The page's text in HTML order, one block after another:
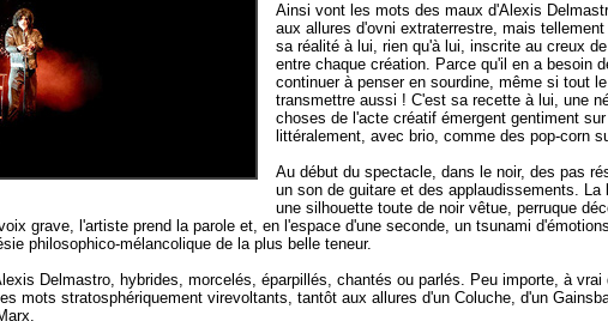
Ainsi vont les mots des maux d'Alexis
aux allures d'ovni extraterrestre, mais
sa réalité à lui, rien qu'à lui, inscrite au creux
entre chaque création. Parce qu'il en a besoin
continuer à penser en sourdine, même si tout
transmettre aussi ! C'est sa recette à lui, une
choses de l'acte créatif émergent gentiment
littéralement, avec brio, comme des pop-corn
Au début du spectacle, dans le noir, des pas
un son de guitare et des applaudissements. La
une silhouette toute de noir vêtue, perruque
grave, l'artiste prend la parole et, en l'espace d'une seconde, un tsunami
philosophico-mélancolique de la plus belle teneur.
Delmastro, hybrides, morcelés, éparpillés, chantés ou parlés. Peu importe, à
mots stratosphériquement virevoltants, tantôt aux allures d'un Coluche, d'un